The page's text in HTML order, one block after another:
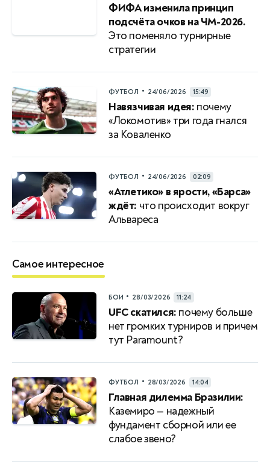
ФИФА изменила принцип
подсчёта очков на ЧМ-2026.
Это поменяло турнирные
стратегии
ФУТБОЛ • 24/06/2026 15:49
Навязчивая идея: почему
«Локомотив» три года гнался
за Коваленко
ФУТБОЛ • 24/06/2026 02:09
«Атлетико» в ярости, «Барса»
ждёт: что происходит вокруг
Альвареса
Самое интересное
БОИ • 28/03/2026 11:24
UFC скатился: почему больше
нет громких турниров и причем
тут Paramount?
ФУТБОЛ • 28/03/2026 14:04
Главная дилемма Бразилии:
Каземиро — надежный
фундамент сборной или ее
слабое звено?